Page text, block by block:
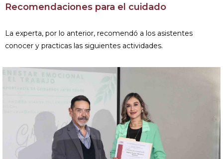
Recomendaciones para el cuidado
La experta, por lo anterior, recomendó a los asistentes
conocer y practicas las siguientes actividades.